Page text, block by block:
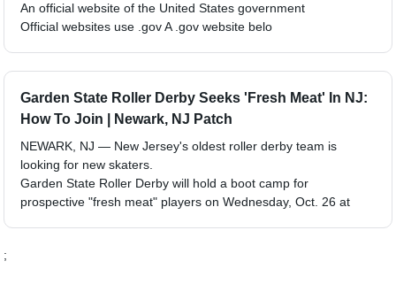
An official website of the United States government
Official websites use .gov A .gov website belo
Garden State Roller Derby Seeks 'Fresh Meat' In NJ:
How To Join | Newark, NJ Patch
NEWARK, NJ — New Jersey's oldest roller derby team is
looking for new skaters.
Garden State Roller Derby will hold a boot camp for
prospective "fresh meat" players on Wednesday, Oct. 26 at
;